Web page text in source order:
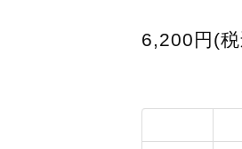
6,200円(